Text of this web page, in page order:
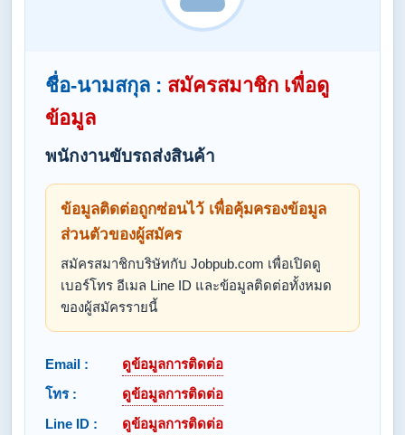
ชื่อ-นามสกุล : สมัครสมาชิก เพื่อดู
ข้อมูล
พนักงานขับรถส่งสินค้า
ข้อมูลติดต่อถูกซ่อนไว้ เพื่อคุ้มครองข้อมูล
ส่วนตัวของผู้สมัคร
สมัครสมาชิกบริษัทกับ Jobpub.com เพื่อเปิดดู
เบอร์โทร อีเมล Line ID และข้อมูลติดต่อทั้งหมด
ของผู้สมัครรายนี้
Email :
ดูข้อมูลการติดต่อ
โทร :
ดูข้อมูลการติดต่อ
Line ID :
ดูข้อมูลการติดต่อ